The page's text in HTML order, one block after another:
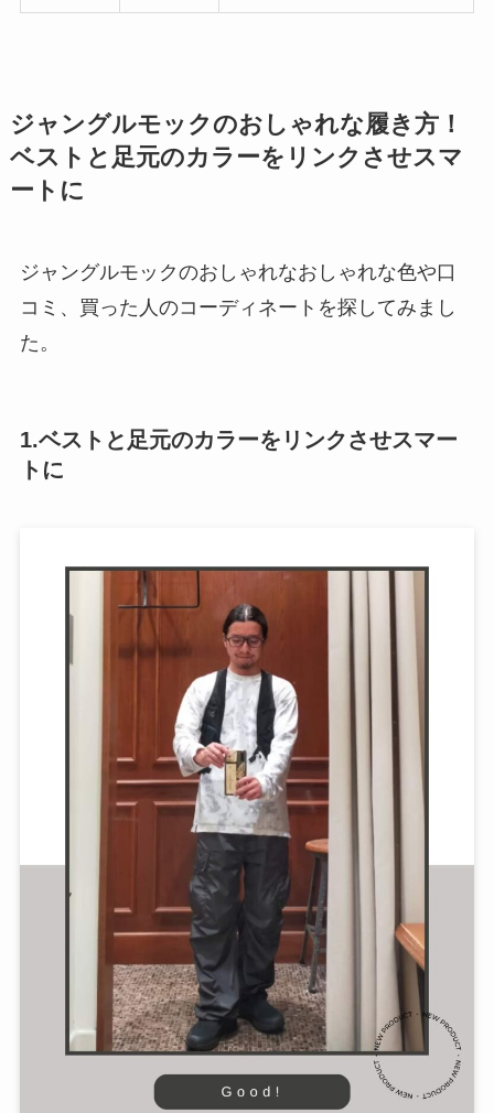
ジャングルモックのおしゃれな履き方！
ベストと足元のカラーをリンクさせスマ
ートに
ジャングルモックのおしゃれなおしゃれな色や口
コミ、買った人のコーディネートを探してみまし
た。
1.ベストと足元のカラーをリンクさせスマー
トに